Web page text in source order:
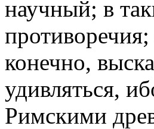
научный; в
конечно,
удивляться,
Римскими